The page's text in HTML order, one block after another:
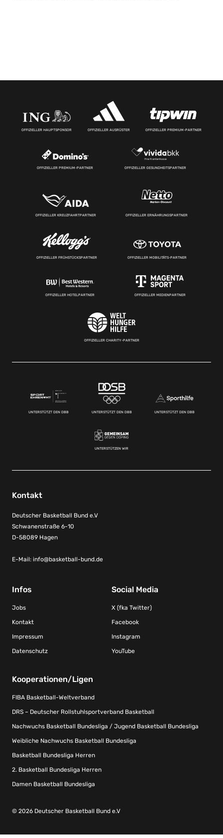
OFFIZIELLER HAUPTSPONSOR OFFIZIELLER AUSRÜSTER OFFIZIELLER PREMIUM-PARTNER
OFFIZIELLER PREMIUM-PARTNER OFFIZIELLER GESUNDHEITSPARTNER
OFFIZIELLER KREUZFAHRTPARTNER OFFIZIELLER ERNÄHRUNGSPARTNER
OFFIZIELLER FRÜHSTÜCKSPARTNER OFFIZIELLER MOBILITÄTS-PARTNER
OFFIZIELLER HOTELPARTNER OFFIZIELLER MEDIENPARTNER
OFFIZIELLER CHARITY-PARTNER
UNTERSTÜTZT DEN DBB UNTERSTÜTZT DEN DBB UNTERSTÜTZT DEN DBB
UNTERSTÜTZEN WIR
Kontakt
Deutscher Basketball Bund e.V
Schwanenstraße 6-10
D-58089 Hagen
E-Mail: info@basketball-bund.de
Infos
Jobs
Kontakt
Impressum
Datenschutz
Social Media
X (fka Twitter)
Facebook
Instagram
YouTube
Kooperationen/Ligen
FIBA Basketball-Weltverband
DRS – Deutscher Rollstuhlsportverband Basketball
Nachwuchs Basketball Bundesliga / Jugend Basketball Bundesliga
Weibliche Nachwuchs Basketball Bundesliga
Basketball Bundesliga Herren
2. Basketball Bundesliga Herren
Damen Basketball Bundesliga
© 2026 Deutscher Basketball Bund e.V